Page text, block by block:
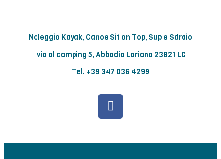
Noleggio Kayak, Canoe Sit on Top, Sup e Sdraio
via al camping 5, Abbadia Lariana 23821 LC
Tel. +39 347 036 4299